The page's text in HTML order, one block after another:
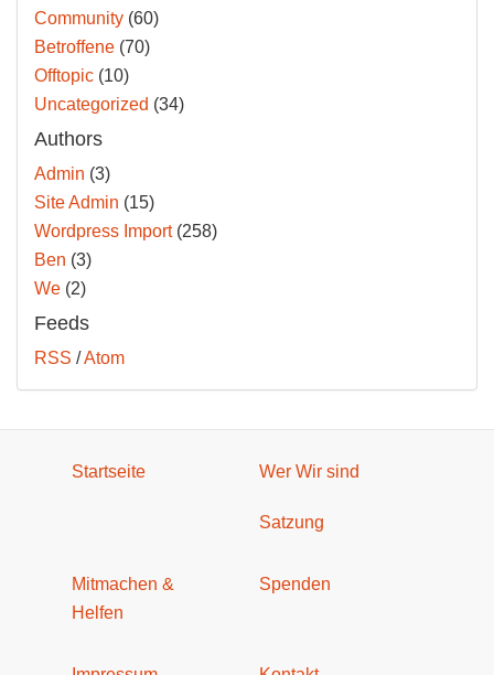
Community (60)
Betroffene (70)
Offtopic (10)
Uncategorized (34)
Authors
Admin (3)
Site Admin (15)
Wordpress Import(258)
Ben (3)
We (2)
Feeds
RSS /Atom
Startseite Wer Wir sind
Satzung
Mitmachen &
Helfen
Spenden